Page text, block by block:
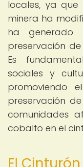
locales, ya
minera ha
ha generado
preservación
Es
sociales y
promoviendo
preservación
comunidades
cobalto en el